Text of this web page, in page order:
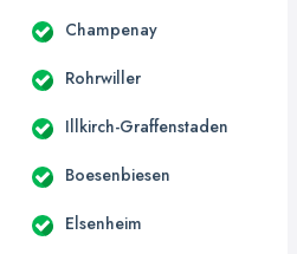
Champenay
Rohrwiller
Illkirch-Graffenstaden
Boesenbiesen
Elsenheim